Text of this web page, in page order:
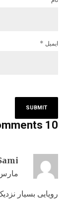
ایمیل *
10 Comments
مارس 23, 2022 در
رویایی بسیار